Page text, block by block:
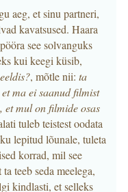
aeg, et sinu partneri,
kavatsused. Haara
see solvanguks
kui keegi küsib,
, mõtle nii: ta
ma ei saanud filmist
et mul on filmide osas
tuleb teistest oodata
lepitud lõunale, tuleta
korrad, mil see
teeb seda meelega,
kindlasti, et selleks